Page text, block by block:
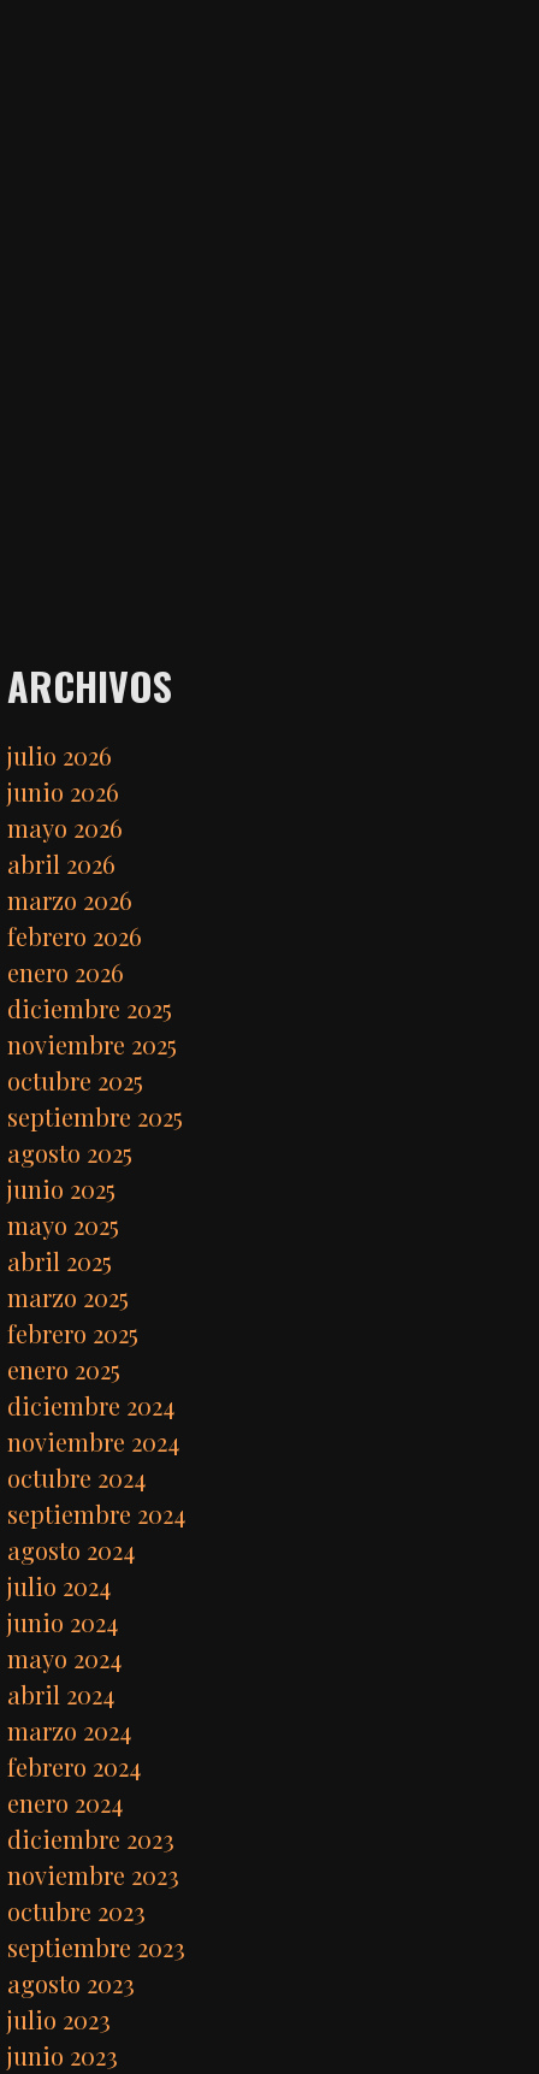
ARCHIVOS
julio 2026
junio 2026
mayo 2026
abril 2026
marzo 2026
febrero 2026
enero 2026
diciembre 2025
noviembre 2025
octubre 2025
septiembre 2025
agosto 2025
junio 2025
mayo 2025
abril 2025
marzo 2025
febrero 2025
enero 2025
diciembre 2024
noviembre 2024
octubre 2024
septiembre 2024
agosto 2024
julio 2024
junio 2024
mayo 2024
abril 2024
marzo 2024
febrero 2024
enero 2024
diciembre 2023
noviembre 2023
octubre 2023
septiembre 2023
agosto 2023
julio 2023
junio 2023